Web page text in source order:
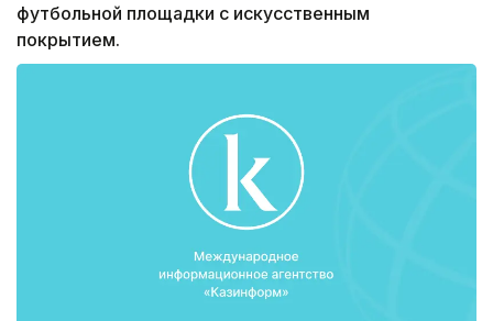
футбольной площадки с искусственным
покрытием.